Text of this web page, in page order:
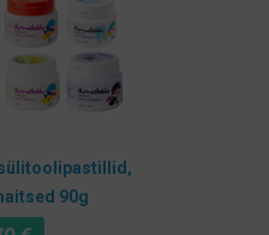
90g